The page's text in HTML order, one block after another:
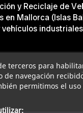
terceros para
navegación
permitimos el
y Reciclaje de
en Mallorca (Islas